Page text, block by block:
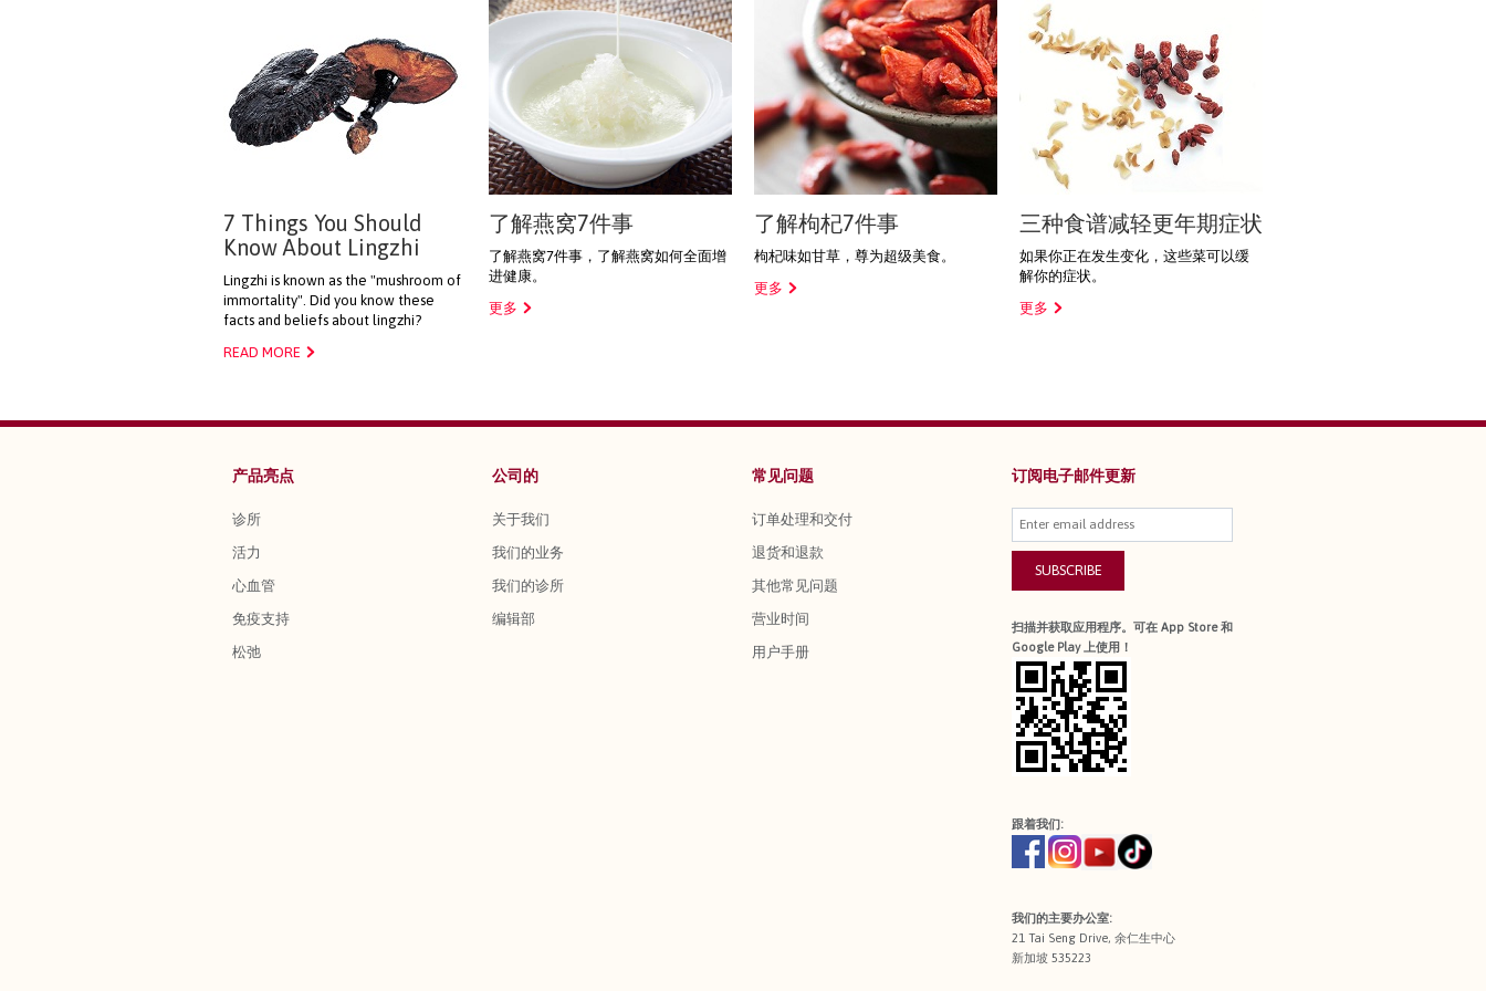
7 Things You Should
Know About Lingzhi
Lingzhi is known as the "mushroom of
immortality". Did you know these
facts and beliefs about lingzhi?
READ MORE
了解燕窝7件事
了解燕窝7件事，了解燕窝如何全面增
进健康。
更多
了解枸杞7件事
枸杞味如甘草，尊为超级美食。
更多
三种食谱减轻更年期症状
如果你正在发生变化，这些菜可以缓
解你的症状。
更多
产品亮点
诊所
活力
心血管
免疫支持
松弛
公司的
关于我们
我们的业务
我们的诊所
编辑部
常见问题
订单处理和交付
退货和退款
其他常见问题
营业时间
用户手册
订阅电子邮件更新
SUBSCRIBE
扫描并获取应用程序。可在 App Store 和
Google Play 上使用！
跟着我们:
我们的主要办公室:
21 Tai Seng Drive, 余仁生中心
新加坡 535223